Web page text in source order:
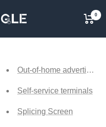
0
screenOut-of-home advertising
Self-service terminals
Splicing Screen